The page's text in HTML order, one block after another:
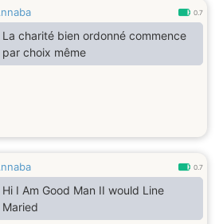
0.7
La charité bien ordonné commence
par choix même
0.7
Hi I Am Good Man II would Line
Maried